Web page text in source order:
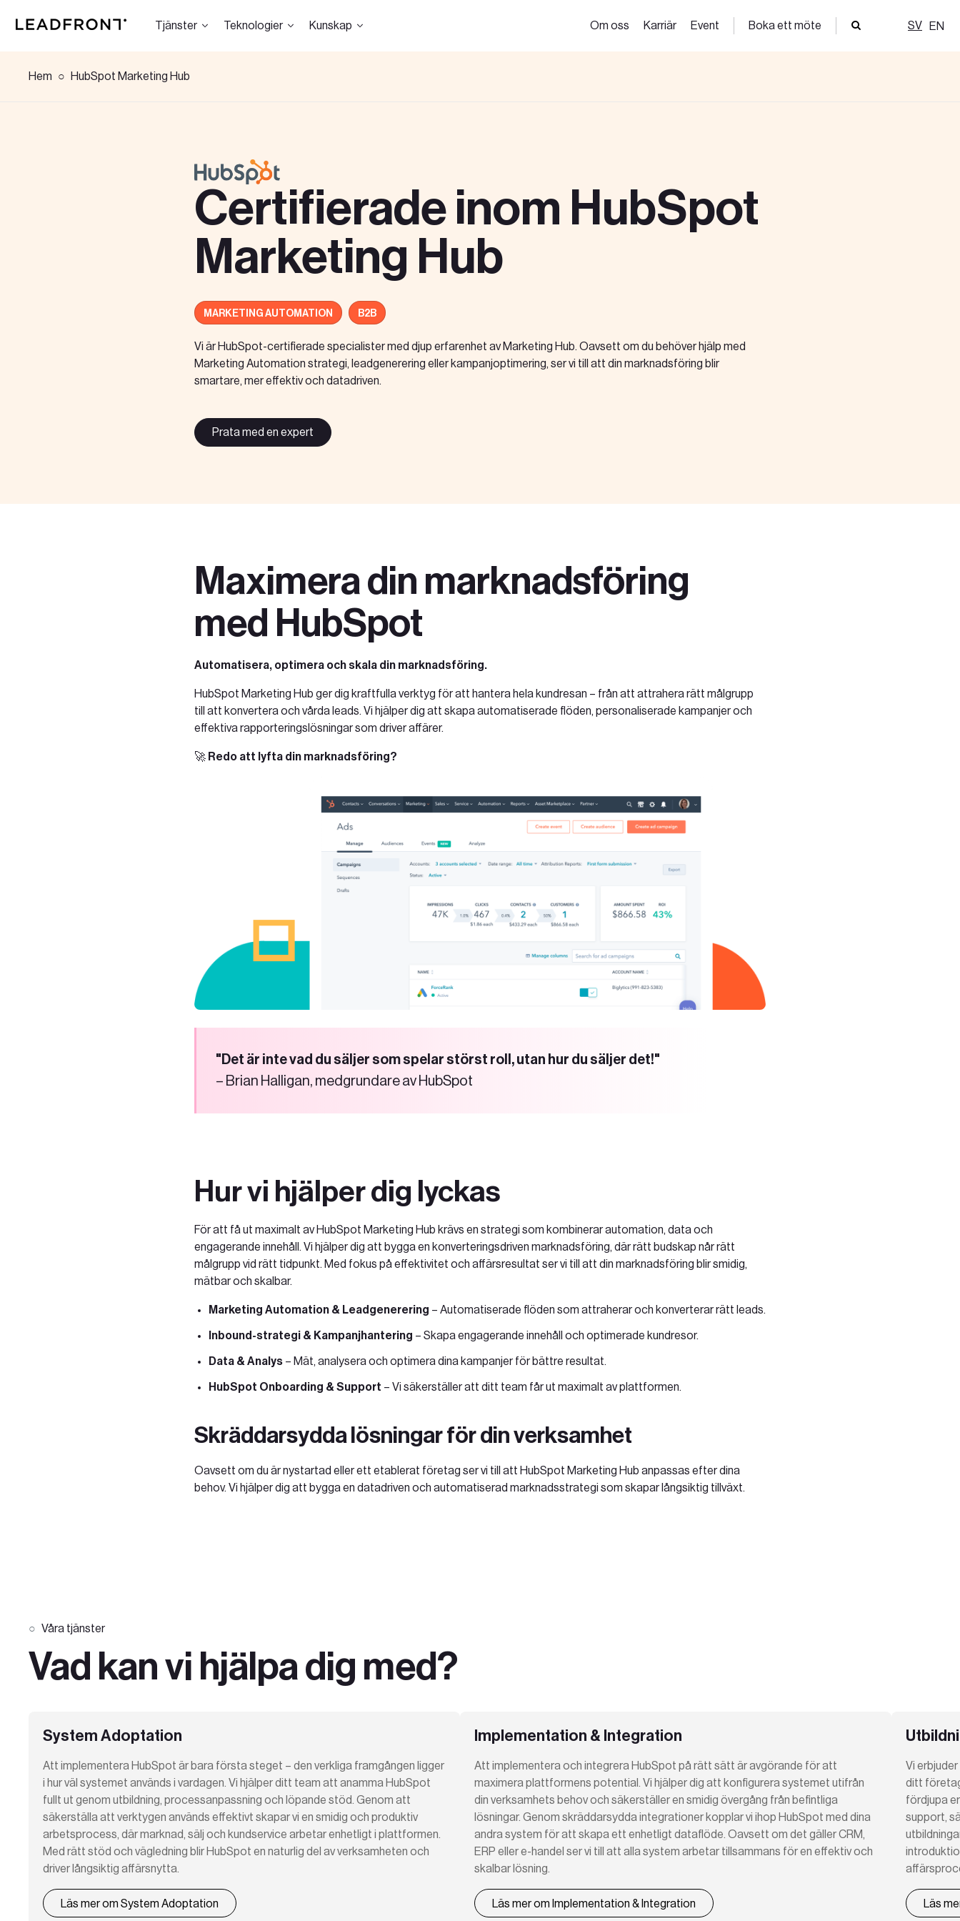
Tjänster Teknologier Kunskap Om oss Karriär Event Boka ett möte SV EN
Hem HubSpot Marketing Hub
Certifierade inom HubSpot
Marketing Hub
MARKETING AUTOMATION B2B
Vi är HubSpot-certifierade specialister med djup erfarenhet av Marketing Hub. Oavsett om du behöver hjälp med
Marketing Automation strategi, leadgenerering eller kampanjoptimering, ser vi till att din marknadsföring blir
smartare, mer effektiv och datadriven.
Prata med en expert
Maximera din marknadsföring
med HubSpot
Automatisera, optimera och skala din marknadsföring.
HubSpot Marketing Hub ger dig kraftfulla verktyg för att hantera hela kundresan – från att attrahera rätt målgrupp
till att konvertera och vårda leads. Vi hjälper dig att skapa automatiserade flöden, personaliserade kampanjer och
effektiva rapporteringslösningar som driver affärer.
🚀 Redo att lyfta din marknadsföring?
"Det är inte vad du säljer som spelar störst roll, utan hur du säljer det!"
– Brian Halligan, medgrundare av HubSpot
Hur vi hjälper dig lyckas
För att få ut maximalt av HubSpot Marketing Hub krävs en strategi som kombinerar automation, data och
engagerande innehåll. Vi hjälper dig att bygga en konverteringsdriven marknadsföring, där rätt budskap når rätt
målgrupp vid rätt tidpunkt. Med fokus på effektivitet och affärsresultat ser vi till att din marknadsföring blir smidig,
mätbar och skalbar.
Marketing Automation & Leadgenerering – Automatiserade flöden som attraherar och konverterar rätt leads.
Inbound-strategi & Kampanjhantering – Skapa engagerande innehåll och optimerade kundresor.
Data & Analys – Mät, analysera och optimera dina kampanjer för bättre resultat.
HubSpot Onboarding & Support – Vi säkerställer att ditt team får ut maximalt av plattformen.
Skräddarsydda lösningar för din verksamhet
Oavsett om du är nystartad eller ett etablerat företag ser vi till att HubSpot Marketing Hub anpassas efter dina
behov. Vi hjälper dig att bygga en datadriven och automatiserad marknadsstrategi som skapar långsiktig tillväxt.
Våra tjänster
Vad kan vi hjälpa dig med?
System Adoptation
Att implementera HubSpot är bara första steget – den verkliga framgången ligger
i hur väl systemet används i vardagen. Vi hjälper ditt team att anamma HubSpot
fullt ut genom utbildning, processanpassning och löpande stöd. Genom att
säkerställa att verktygen används effektivt skapar vi en smidig och produktiv
arbetsprocess, där marknad, sälj och kundservice arbetar enhetligt i plattformen.
Med rätt stöd och vägledning blir HubSpot en naturlig del av verksamheten och
driver långsiktig affärsnytta.
Läs mer om System Adoptation
Implementation & Integration
Att implementera och integrera HubSpot på rätt sätt är avgörande för att
maximera plattformens potential. Vi hjälper dig att konfigurera systemet utifrån
din verksamhets behov och säkerställer en smidig övergång från befintliga
lösningar. Genom skräddarsydda integrationer kopplar vi ihop HubSpot med dina
andra system för att skapa ett enhetligt dataflöde. Oavsett om det gäller CRM,
ERP eller e-handel ser vi till att alla system arbetar tillsammans för en effektiv och
skalbar lösning.
Läs mer om Implementation & Integration
Vi
ditt
fördjupa
support,
Läs